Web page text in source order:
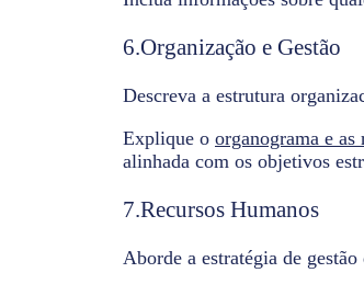
6.Organização e Gestão
Descreva a estrutura
Explique o organograma e as
alinhada com os objetivos
7.Recursos Humanos
Aborde a estratégia de